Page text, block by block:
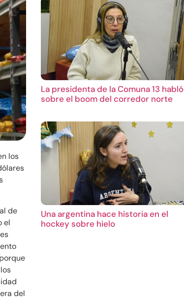
los
de
el
del
La presidenta de la Comuna 13 habló
sobre el boom del corredor norte
Una argentina hace historia en el
hockey sobre hielo